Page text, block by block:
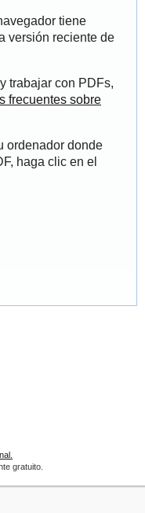
tiene
versión reciente de
trabajar con PDFs,
frecuentes sobre
ordenador donde
haga clic en el
gratuito.